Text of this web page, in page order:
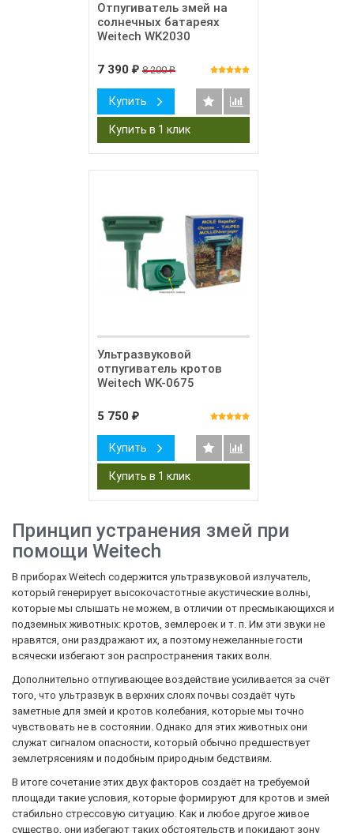
Отпугиватель змей на
солнечных батареях
Weitech WK2030
7 390 ₽ 8 200₽
Купить
Ультразвуковой
отпугиватель кротов
Weitech WK-0675
5 750 ₽
Купить
Принцип устранения змей при
помощи Weitech
В приборах Weitech содержится ультразвуковой излучатель,
который генерирует высокочастотные акустические волны,
которые мы слышать не можем, в отличии от пресмыкающихся и
подземных животных: кротов, землероек и т. п. Им эти звуки не
нравятся, они раздражают их, а поэтому нежеланные гости
всячески избегают зон распространения таких волн.
Дополнительно отпугивающее воздействие усиливается за счёт
того, что ультразвук в верхних слоях почвы создаёт чуть
заметные для змей и кротов колебания, которые мы точно
чувствовать не в состоянии. Однако для этих животных они
служат сигналом опасности, который обычно предшествует
землетрясениям и подобным природным бедствиям.
В итоге сочетание этих двух факторов создаёт на требуемой
площади такие условия, которые формируют для кротов и змей
стабильно стрессовую ситуацию. Как и любое другое живое
существо, они избегают таких обстоятельств и покидают зону